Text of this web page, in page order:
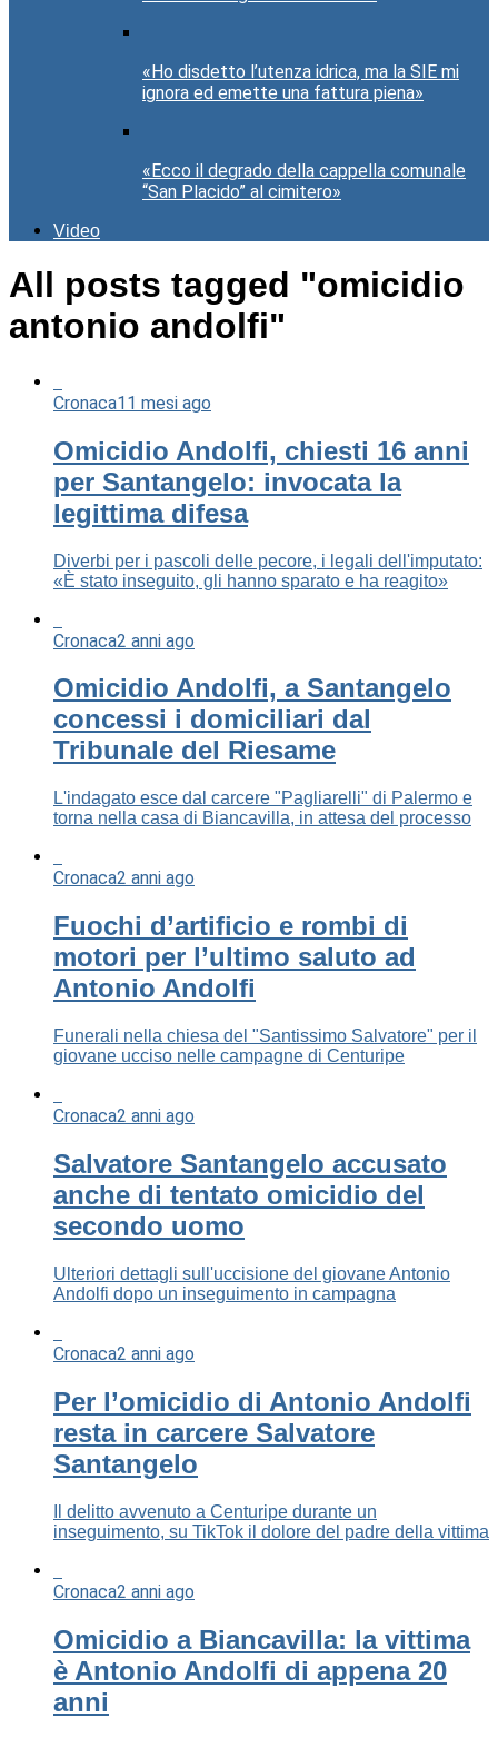
«Ho disdetto l’utenza idrica, ma la SIE mi
ignora ed emette una fattura piena»
«Ecco il degrado della cappella comunale
“San Placido” al cimitero»
Video
All posts tagged "omicidio
antonio andolfi"
Cronaca11 mesi ago
Omicidio Andolfi, chiesti 16 anni
per Santangelo: invocata la
legittima difesa
Diverbi per i pascoli delle pecore, i legali dell'imputato:
«È stato inseguito, gli hanno sparato e ha reagito»
Cronaca2 anni ago
Omicidio Andolfi, a Santangelo
concessi i domiciliari dal
Tribunale del Riesame
L'indagato esce dal carcere "Pagliarelli" di Palermo e
torna nella casa di Biancavilla, in attesa del processo
Cronaca2 anni ago
Fuochi d’artificio e rombi di
motori per l’ultimo saluto ad
Antonio Andolfi
Funerali nella chiesa del "Santissimo Salvatore" per il
giovane ucciso nelle campagne di Centuripe
Cronaca2 anni ago
Salvatore Santangelo accusato
anche di tentato omicidio del
secondo uomo
Ulteriori dettagli sull'uccisione del giovane Antonio
Andolfi dopo un inseguimento in campagna
Cronaca2 anni ago
Per l’omicidio di Antonio Andolfi
resta in carcere Salvatore
Santangelo
Il delitto avvenuto a Centuripe durante un
inseguimento, su TikTok il dolore del padre della vittima
Cronaca2 anni ago
Omicidio a Biancavilla: la vittima
è Antonio Andolfi di appena 20
anni